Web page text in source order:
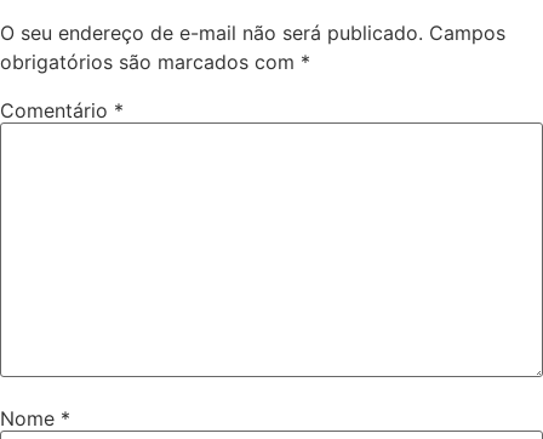
O seu endereço de e-mail não será publicado. Campos
obrigatórios são marcados com *
Comentário *
Nome *